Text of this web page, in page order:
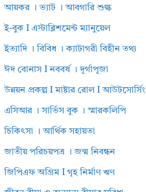
আয়কর । ভ্যাট । আবগারি শুল্ক
ই-বুক I এস্টাব্লিশমেন্ট ম্যানুয়েল
ইত্যাদি । বিবিধ । ক্যাটাগরী বিহীন তথ্য
ঈদ বোনাস I নববর্ষ । দূর্গাপূজা
উন্নয়ন প্রকল্প I মাষ্টার রোল I আউটসোর্সিং
এসিআর । সার্ভিস বুক । স্মারকলিপি
চিকিৎসা । আর্থিক সহায়তা
জাতীয় পরিচয়পত্র । জন্ম নিবন্ধন
জিপিএফ অগ্রিম I গৃহ নির্মাণ ঋণ